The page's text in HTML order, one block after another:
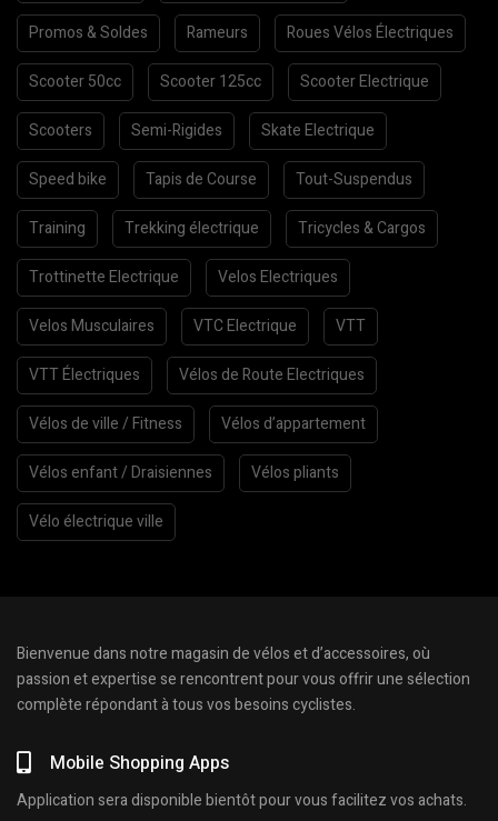
Promos & Soldes Rameurs Roues Vélos Électriques
Scooter 50cc Scooter 125cc Scooter Electrique
Scooters Semi-Rigides Skate Electrique
Speed bike Tapis de Course Tout-Suspendus
Training Trekking électrique Tricycles & Cargos
Trottinette Electrique Velos Electriques
Velos Musculaires VTC Electrique VTT
VTT Électriques Vélos de Route Electriques
Vélos de ville / Fitness Vélos d’appartement
Vélos enfant / Draisiennes Vélos pliants
Vélo électrique ville
Bienvenue dans notre magasin de vélos et d’accessoires, où
passion et expertise se rencontrent pour vous offrir une sélection
complète répondant à tous vos besoins cyclistes.
Mobile Shopping Apps
Application sera disponible bientôt pour vous facilitez vos achats.